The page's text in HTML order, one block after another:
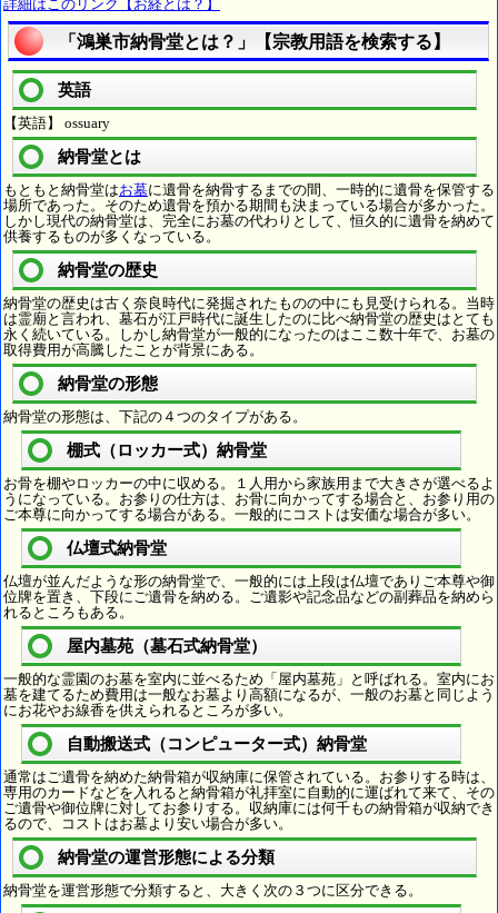
詳細はこのリンク【お経とは？】
「鴻巣市納骨堂とは？」【宗教用語を検索する】
英語
【英語】 ossuary
納骨堂とは
もともと納骨堂はお墓に遺骨を納骨するまでの間、一時的に遺骨を保管する
場所であった。そのため遺骨を預かる期間も決まっている場合が多かった。
しかし現代の納骨堂は、完全にお墓の代わりとして、恒久的に遺骨を納めて
供養するものが多くなっている。
納骨堂の歴史
納骨堂の歴史は古く奈良時代に発掘されたものの中にも見受けられる。当時
は霊廟と言われ、墓石が江戸時代に誕生したのに比べ納骨堂の歴史はとても
永く続いている。しかし納骨堂が一般的になったのはここ数十年で、お墓の
取得費用が高騰したことが背景にある。
納骨堂の形態
納骨堂の形態は、下記の４つのタイプがある。
棚式（ロッカー式）納骨堂
お骨を棚やロッカーの中に収める。１人用から家族用まで大きさが選べるよ
うになっている。お参りの仕方は、お骨に向かってする場合と、お参り用の
ご本尊に向かってする場合がある。一般的にコストは安価な場合が多い。
仏壇式納骨堂
仏壇が並んだような形の納骨堂で、一般的には上段は仏壇でありご本尊や御
位牌を置き、下段にご遺骨を納める。ご遺影や記念品などの副葬品を納めら
れるところもある。
屋内墓苑（墓石式納骨堂）
一般的な霊園のお墓を室内に並べるため「屋内墓苑」と呼ばれる。室内にお
墓を建てるため費用は一般なお墓より高額になるが、一般のお墓と同じよう
にお花やお線香を供えられるところが多い。
自動搬送式（コンピューター式）納骨堂
通常はご遺骨を納めた納骨箱が収納庫に保管されている。お参りする時は、
専用のカードなどを入れると納骨箱が礼拝室に自動的に運ばれて来て、その
ご遺骨や御位牌に対してお参りする。収納庫には何千もの納骨箱が収納でき
るので、コストはお墓より安い場合が多い。
納骨堂の運営形態による分類
納骨堂を運営形態で分類すると、大きく次の３つに区分できる。